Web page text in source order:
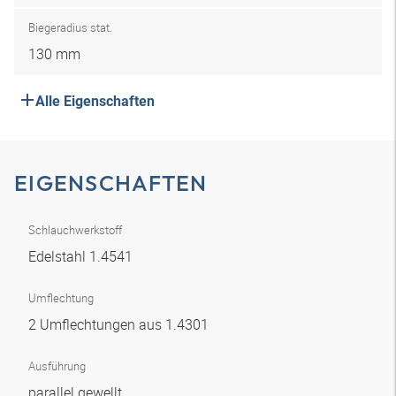
Biegeradius stat.
130 mm
Alle Eigenschaften
EIGENSCHAFTEN
Schlauchwerkstoff
Edelstahl 1.4541
Umflechtung
2 Umflechtungen aus 1.4301
Ausführung